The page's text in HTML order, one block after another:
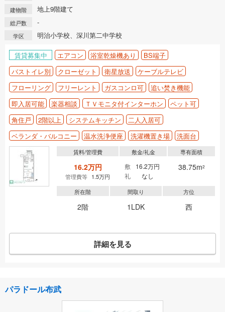
建物階 地上9階建て
総戸数 -
学区 明治小学校、深川第二中学校
賃貸募集中 エアコン 浴室乾燥機あり
BS端子
バストイレ別
クローゼット 衛星放送
ケーブルテレビ
フローリング
フリーレント ガスコンロ可
追い焚き機能
即入居可能
楽器相談 ＴＶモニタ付インターホン
ペット可
角住戸
2階以上 システムキッチン
二人入居可
ベランダ・バルコニー
温水洗浄便座 洗濯機置き場 洗面台
賃料/管理費
16.2万円
管理費等 1.5万円
敷金/礼金
敷
16.2万円
礼
なし
専有面積
38.75m2
所在階
2階
間取り
1LDK
方位
西
詳細を見る
パラドール布武